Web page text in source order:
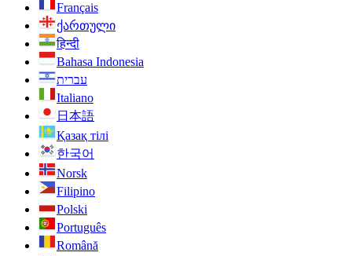
Français
ქართული
हिन्दी
Bahasa Indonesia
עברית
Italiano
日本語
Қазақ тілі
한국어
Norsk
Filipino
Polski
Português
Română